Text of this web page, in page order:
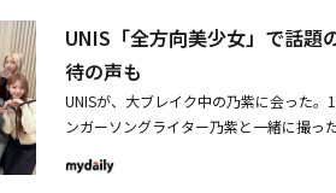
格：1,650円（税込）＜予約販売サイト＞
V・タワーレコード・Amazon.co.jp・楽
のみ販売いたします。■関連サイト・
楽曲にぴったりのパートを担当してくれ
のですが、今回は初めて「歌割り」を
ートを割り当てるのがとても新鮮で、楽
ボが決まってから制作されたとのことで
今回のために新たに制作しました。全員
成にこだわりながら、SNSでも映えるよ
は日本に来る機会も増えていますが、
ませた。キャラクター性を持つメンバー
点もポイントだ。今回のコラボは単純な
い、東京と大阪で撮影された映像「UNIS
画で、グローバルファンとのコミュニケ
美少女」で話題の乃紫とチャレンジ動画
届ける都市型音楽フェス。開催は今回が
を手がけてきたコンサート制作会社「
がタッグを組み、実績豊富な現地チー
場：韓国・ソウル大型ホールを予定（※
駅」8番出口より徒歩15分出演：日本の
主催／制作：RUIENM／KAGEROU
UNIS「全方向美少女」で話題
待の声も
UNISが、大ブレイク中の乃紫に会った。
ンガーソングライター乃紫と一緒に撮っ
メンバーらは乃紫と一緒に彼女のヒット